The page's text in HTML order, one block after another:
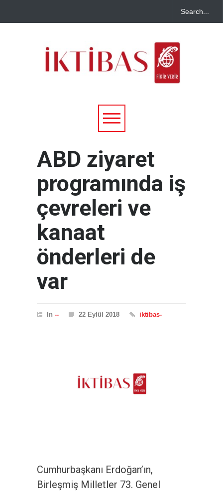
ABD ziyaret
programında iş
çevreleri ve
kanaat
önderleri de
var
In -- 22 Eylül 2018 iktibas-
Cumhurbaşkanı Erdoğan’ın,
Birleşmiş Milletler 73. Genel